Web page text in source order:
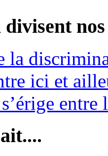
nos
la
ici et
entre